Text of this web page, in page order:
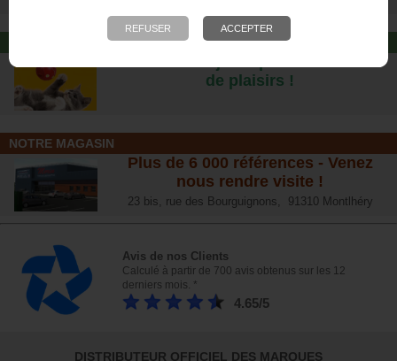
JOUET POUR CHAT
Offrez-lui un jouet pour des heures
de plaisirs !
NOTRE MAGASIN
Plus de 6 000 références - Venez
nous rendre visite !
23 bis, rue des Bourguignons, 91310 Montlhéry
Avis de nos Clients
Calculé à partir de 700 avis obtenus sur les 12
derniers mois. *
4.65/5
DISTRIBUTEUR OFFICIEL DES MARQUES